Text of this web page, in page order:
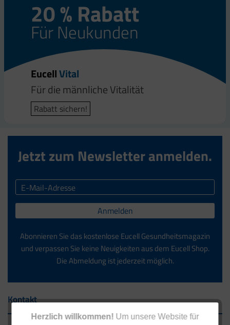
Herzlich willkommen! Um unsere Website für
20 % Rabatt
Für Neukunden
EucellVital
Für die männliche Vitalität
Rabatt sichern!
Jetzt zum Newsletter anmelden.
Anmelden
Abonnieren Sie das kostenlose Eucell Gesundheitsmagazin
und verpassen Sie keine Neuigkeiten aus dem Eucell Shop.
Die Abmeldung ist jederzeit möglich.
Kontakt